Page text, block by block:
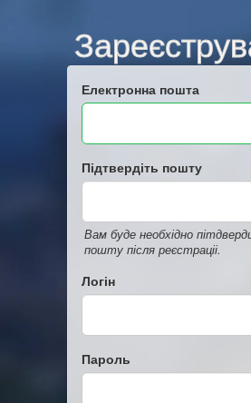
Електронна пошта
Підтвердіть пошту
Вам буде необхідно
пошту після реєстраціі.
Логін
Пароль